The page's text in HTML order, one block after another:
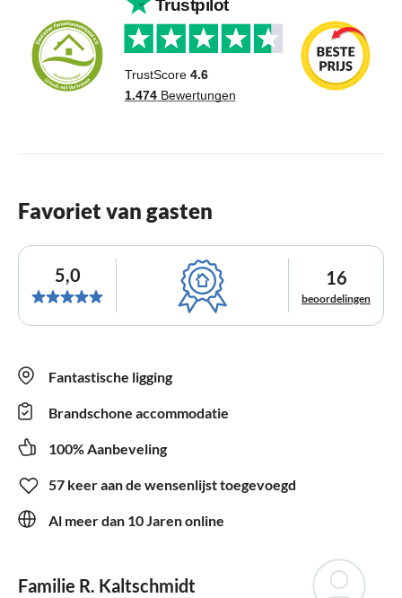
Favoriet van gasten
5,0 16
beoordelingen
Fantastische ligging
Brandschone accommodatie
100% Aanbeveling
57 keer aan de wensenlijst toegevoegd
Al meer dan 10 Jaren online
Familie R. Kaltschmidt